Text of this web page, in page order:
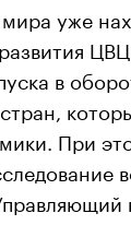
уже
в
При